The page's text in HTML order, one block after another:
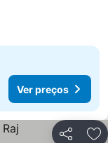
Ver preços
Partilhar